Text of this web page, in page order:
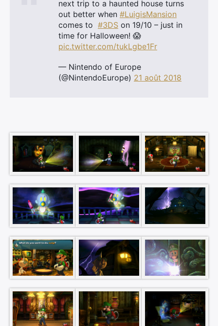
next trip to a haunted house turns
out better when #LuigisMansion
comes to #3DS on 19/10 – just in
time for Halloween! 😱
pic.twitter.com/tukLgbe1Fr
— Nintendo of Europe
(@NintendoEurope) 21 août 2018
×
Rechercher